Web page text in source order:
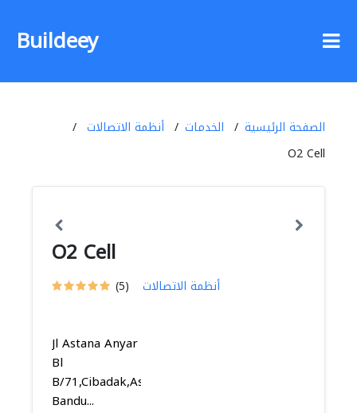
Buildeey
الصفحة الرئيسية الخدمات
أنظمة الاتصالات
O2 Cell
O2 Cell
(5) أنظمة الاتصالات
Jl Astana Anyar
Bl
B/71,Cibadak,Astanaanyar,
Bandu...